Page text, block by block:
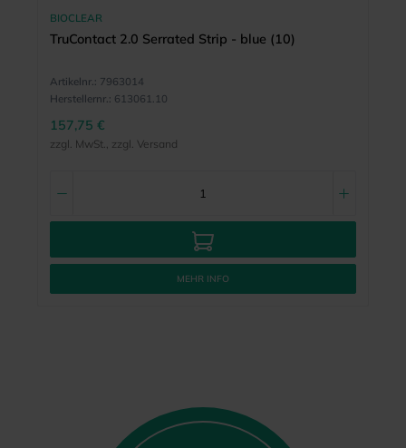
BIOCLEAR
TruContact 2.0 Serrated Strip - blue (10)
Artikelnr.: 7963014
Herstellernr.: 613061.10
157,75 €
zzgl. MwSt., zzgl. Versand
MEHR INFO